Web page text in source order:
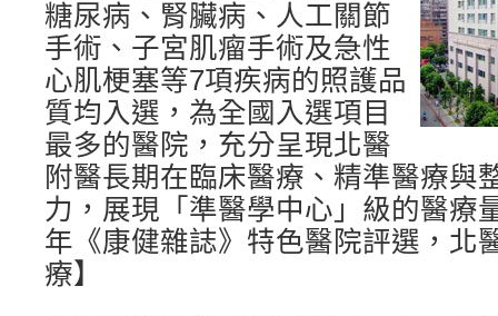
糖尿病、腎臟病、人工關節
手術、子宮肌瘤手術及急性
心肌梗塞等7項疾病的照護品
質均入選，為全國入選項目
最多的醫院，充分呈現北醫
附醫長期在臨床醫療、精準醫療與
力，展現「準醫學中心」級的醫療
年《康健雜誌》特色醫院評選，北
療】